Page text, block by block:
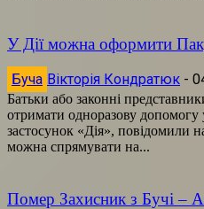
У Дії можна оформити
Буча Вікторія Кондратюк -
Батьки або законні
отримати одноразову допомогу
застосунок «Дія», повідомили
можна спрямувати на...
Помер Захисник з Бучі –